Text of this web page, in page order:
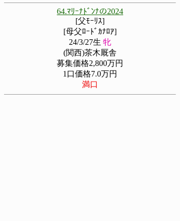
64.ﾏﾘｰﾅﾄﾞﾝﾅの2024
[父ﾓｰﾘｽ]
[母父ﾛｰﾄﾞｶﾅﾛｱ]
24/3/27生 牝
(関西)茶木厩舎
募集価格2,800万円
1口価格7.0万円
満口